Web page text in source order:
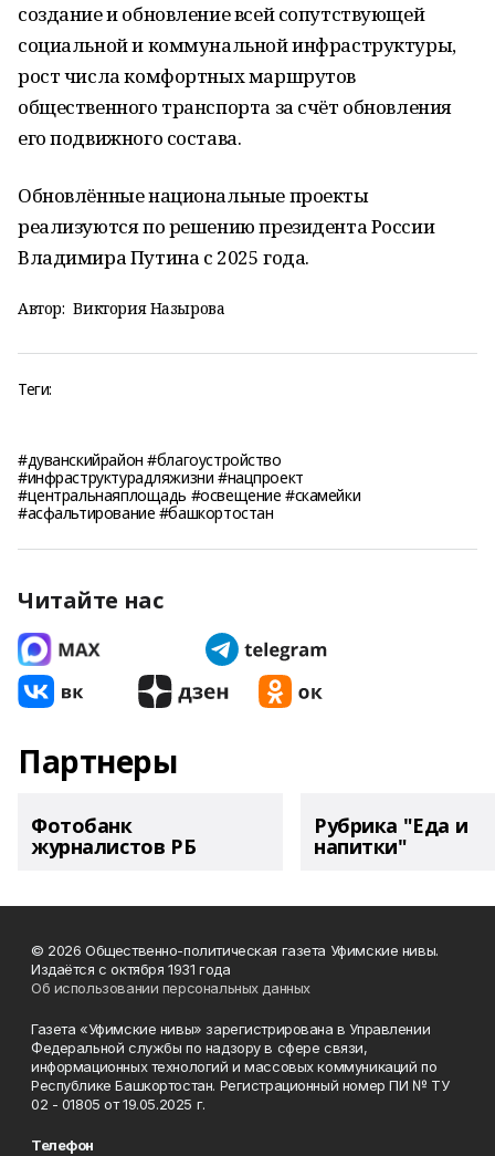
создание и обновление всей сопутствующей
социальной и коммунальной инфраструктуры,
рост числа комфортных маршрутов
общественного транспорта за счёт обновления
его подвижного состава.
Обновлённые национальные проекты
реализуются по решению президента России
Владимира Путина с 2025 года.
Автор: Виктория Назырова
Теги:
#дуванскийрайон #благоустройство
#инфраструктурадляжизни #нацпроект
#центральнаяплощадь #освещение #скамейки
#асфальтирование #башкортостан
Читайте нас
Партнеры
Фотобанк
журналистов РБ
Рубрика "Еда и
напитки"
© 2026 Общественно-политическая газета Уфимские нивы.
Издаётся с октября 1931 года
Об использовании персональных данных
Газета «Уфимские нивы» зарегистрирована в Управлении
Федеральной службы по надзору в сфере связи,
информационных технологий и массовых коммуникаций по
Республике Башкортостан. Регистрационный номер ПИ № ТУ
02 - 01805 от 19.05.2025 г.
Телефон